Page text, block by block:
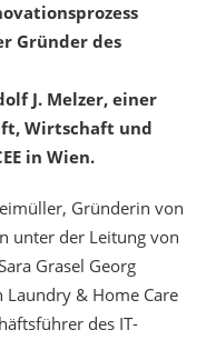
Gründer des
J. Melzer, einer
Wirtschaft und
in Wien.
Gründerin von
unter der Leitung von
Grasel Georg
Laundry & Home Care
des IT-